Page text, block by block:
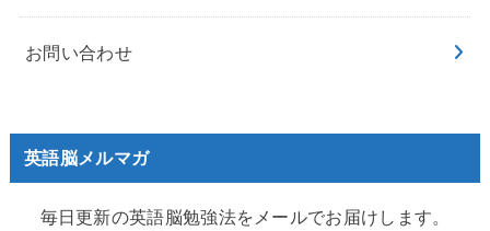
お問い合わせ
英語脳メルマガ
毎日更新の英語脳勉強法をメールでお届けします。